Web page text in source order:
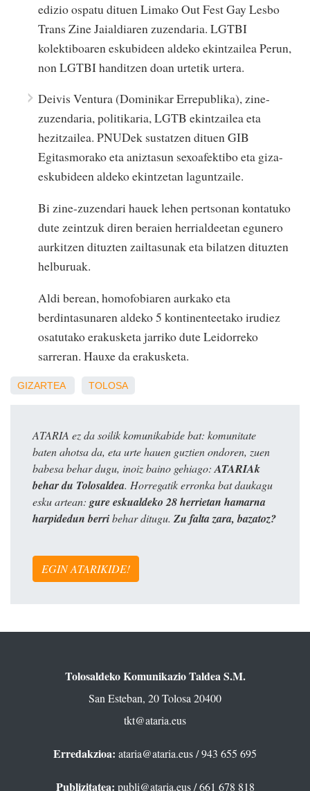
edizio ospatu dituen Limako Out Fest Gay Lesbo
Trans Zine Jaialdiaren zuzendaria. LGTBI
kolektiboaren eskubideen aldeko ekintzailea Perun,
non LGTBI handitzen doan urtetik urtera.
Deivis Ventura (Dominikar Errepublika), zine-
zuzendaria, politikaria, LGTB ekintzailea eta
hezitzailea. PNUDek sustatzen dituen GIB
Egitasmorako eta aniztasun sexoafektibo eta giza-
eskubideen aldeko ekintzetan laguntzaile.
Bi zine-zuzendari hauek lehen pertsonan kontatuko
dute zeintzuk diren beraien herrialdeetan egunero
aurkitzen dituzten zailtasunak eta bilatzen dituzten
helburuak.
Aldi berean, homofobiaren aurkako eta
berdintasunaren aldeko 5 kontinenteetako irudiez
osatutako erakusketa jarriko dute Leidorreko
sarreran. Hauxe da erakusketa.
GIZARTEA TOLOSA
ATARIA ez da soilik komunikabide bat: komunitate
baten ahotsa da, eta urte hauen guztien ondoren, zuen
babesa behar dugu, inoiz baino gehiago: ATARIAk
behar du Tolosaldea. Horregatik erronka bat daukagu
esku artean: gure eskualdeko 28 herrietan hamarna
harpidedun berribehar ditugu. Zu falta zara, bazatoz?
EGIN ATARIKIDE!
Tolosaldeko Komunikazio Taldea S.M.
San Esteban, 20 Tolosa 20400
tkt@ataria.eus
Erredakzioa: ataria@ataria.eus/ 943 655 695
Publizitatea: publi@ataria.eus/ 661 678 818